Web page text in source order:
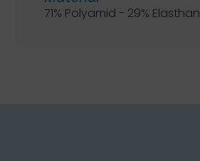
71% Polyamid - 29% Elasthan